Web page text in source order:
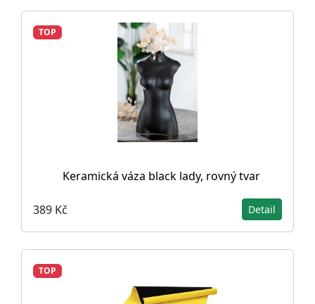
TOP
Keramická váza black lady, rovný tvar
389 Kč Detail
TOP